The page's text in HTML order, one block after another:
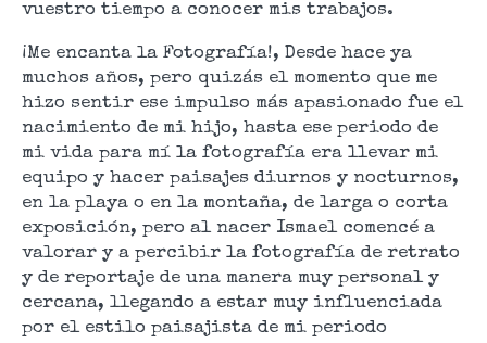
vuestro tiempo a conocer mis trabajos.
¡Me encanta la Fotografía!, Desde hace ya
muchos años, pero quizás el momento que me
hizo sentir ese impulso más apasionado fue el
nacimiento de mi hijo, hasta ese periodo de
mi vida para mí la fotografía era llevar mi
equipo y hacer paisajes diurnos y nocturnos,
en la playa o en la montaña, de larga o corta
exposición, pero al nacer Ismael comencé a
valorar y a percibir la fotografía de retrato
y de reportaje de una manera muy personal y
cercana, llegando a estar muy influenciada
por el estilo paisajista de mi periodo